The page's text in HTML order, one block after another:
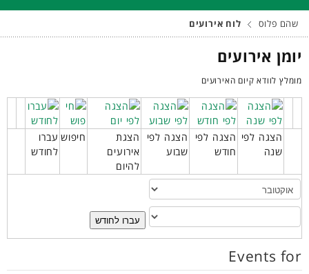
שהם פלוס לוח אירועים
יומן אירועים
מומלץ לוודא קיום האירועים
הצגה לפי
שנה
הצגה לפי
חודש
הצגה לפי
שבוע
הצגת
אירועים
להיום
חיפוש עברו
לחודש
עברו לחודש
Events for